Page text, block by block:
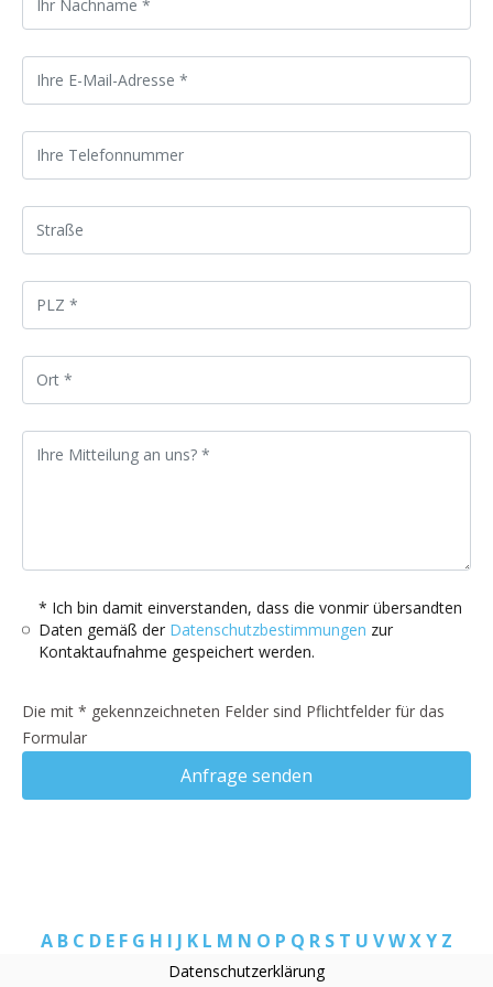
* Ich bin damit einverstanden, dass die vonmir übersandten
Daten gemäß der Datenschutzbestimmungen zur
Kontaktaufnahme gespeichert werden.
Die mit * gekennzeichneten Felder sind Pflichtfelder für das
Formular
Anfrage senden
A B C D E F G H I J K L M N O P Q R S T U VWXY Z
Datenschutzerklärung